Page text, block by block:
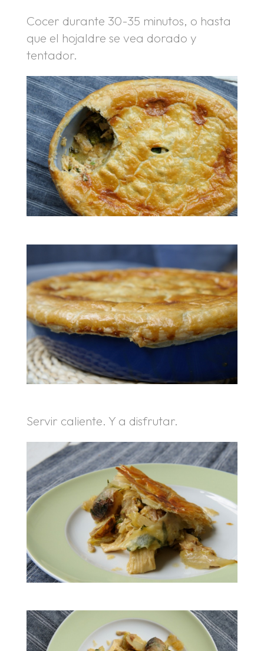
Cocer durante 30-35 minutos, o hasta
que el hojaldre se vea dorado y
tentador.
Servir caliente. Y a disfrutar.